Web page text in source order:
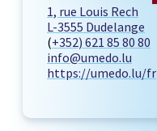
1, rue Louis Rech
L-3555 Dudelange
(+352) 621 85 80 80
info@umedo.lu
https://umedo.lu/fr